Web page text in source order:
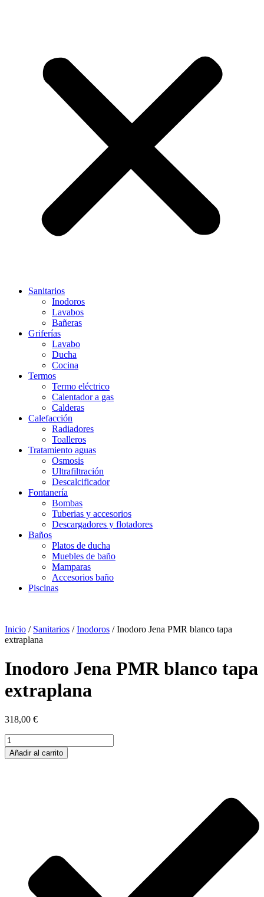
Sanitarios
Inodoros
Lavabos
Bañeras
Griferías
Lavabo
Ducha
Cocina
Termos
Termo eléctrico
Calentador a gas
Calderas
Calefacción
Radiadores
Toalleros
Tratamiento aguas
Osmosis
Ultrafiltración
Descalcificador
Fontanería
Bombas
Tuberias y accesorios
Descargadores y flotadores
Baños
Platos de ducha
Muebles de baño
Mamparas
Accesorios baño
Piscinas
Inicio / Sanitarios /Inodoros / Inodoro Jena PMR blanco tapa
extraplana
Inodoro Jena PMR blanco tapa
extraplana
318,00 €
Inodoro
Jena
PMR
Añadir al carrito